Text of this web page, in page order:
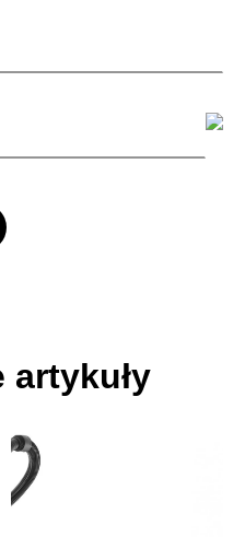
artykuły